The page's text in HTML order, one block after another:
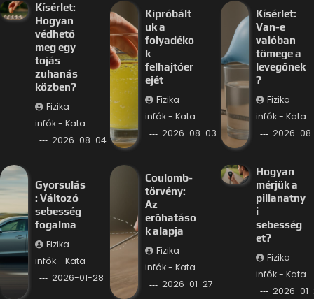
Kísérlet:
Hogyan
védhető
meg egy
tojás
zuhanás
közben?
Fizika
infók - Kata
2026-08-04
Kipróbált
uk a
folyadéko
k
felhajtóer
ejét
Fizika
infók - Kata
2026-08-03
Kísérlet:
Van-e
valóban
tömege a
levegőnek
?
Fizika
infók - Kata
2026-
Gyorsulás
: Változó
sebesség
fogalma
Fizika
infók - Kata
2026-01-28
Coulomb-
törvény:
Az
erőhatáso
k alapja
Fizika
infók - Kata
2026-01-27
Hogyan
mérjük a
pillanatny
i
sebesség
et?
Fizika
infók - Kata
2026-